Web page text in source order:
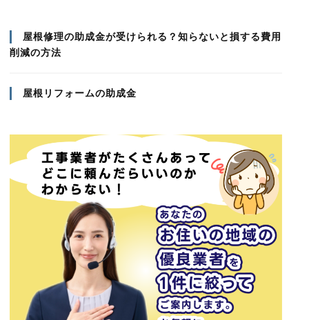
屋根修理の助成金が受けられる？知らないと損する費用
削減の方法
屋根リフォームの助成金